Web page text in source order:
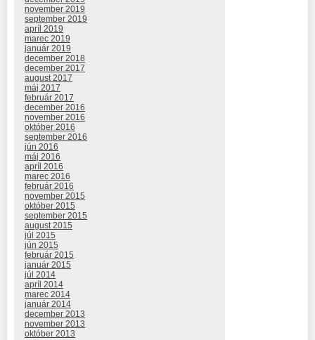
november 2019
september 2019
apríl 2019
marec 2019
január 2019
december 2018
december 2017
august 2017
máj 2017
február 2017
december 2016
november 2016
október 2016
september 2016
jún 2016
máj 2016
apríl 2016
marec 2016
február 2016
november 2015
október 2015
september 2015
august 2015
júl 2015
jún 2015
február 2015
január 2015
júl 2014
apríl 2014
marec 2014
január 2014
december 2013
november 2013
október 2013